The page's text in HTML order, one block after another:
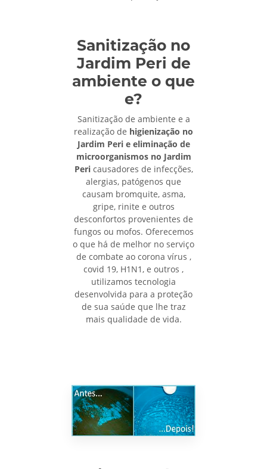
Sanitização no
Jardim Peri de
ambiente o que
e?
Sanitização de ambiente e a
realização de higienização no
Jardim Peri e eliminação de
microorganismos no Jardim
Pericausadores de infecções,
alergias, patógenos que
causam bromquite, asma,
gripe, rinite e outros
desconfortos provenientes de
fungos ou mofos. Oferecemos
o que há de melhor no serviço
de combate ao corona vírus ,
covid 19, H1N1, e outros ,
utilizamos tecnologia
desenvolvida para a proteção
de sua saúde que lhe traz
mais qualidade de vida.